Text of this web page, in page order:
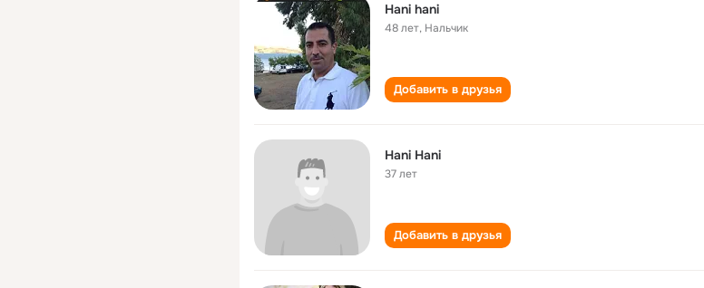
Hani hani
48 лет, Нальчик
Добавить в друзья
Hani Hani
37 лет
Добавить в друзья